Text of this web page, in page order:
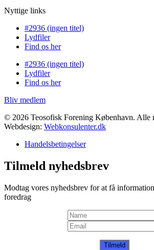
Nyttige links
#2936 (ingen titel)
Lydfiler
Find os her
#2936 (ingen titel)
Lydfiler
Find os her
Bliv medlem
© 2026 Teosofisk Forening København. Alle
Webdesign: Webkonsulenter.dk
Handelsbetingelser
Tilmeld nyhedsbrev
Modtag vores nyhedsbrev for at få
foredrag
Tilmeld